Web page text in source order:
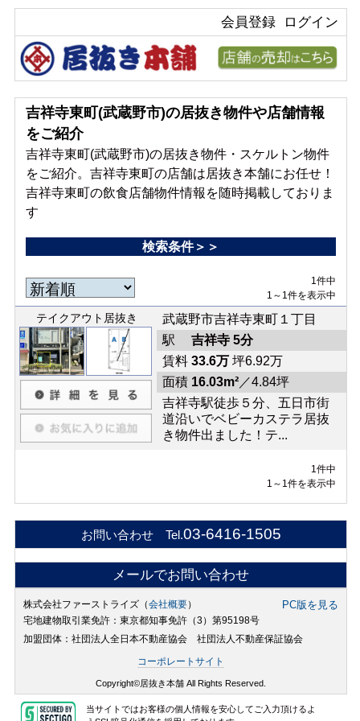
ログイン
会員登録
吉祥寺東町(武蔵野市)の居抜き物件や店舗情報
をご紹介
吉祥寺東町(武蔵野市)の居抜き物件・スケルトン物件
をご紹介。吉祥寺東町の店舗は居抜き本舗にお任せ！
吉祥寺東町の飲食店舗物件情報を随時掲載しておりま
す
検索条件＞＞
1件中
1～1件を表示中
テイクアウト居抜き
武蔵野市吉祥寺東町１丁目
駅 吉祥寺 5分
賃料 33.6万坪6.92万
面積 16.03m²／4.84坪
吉祥寺駅徒歩５分、五日市街
道沿いでベビーカステラ居抜
き物件出ました！テ...
1件中
1～1件を表示中
お問い合わせ Tel.03-6416-1505
メールでお問い合わせ
株式会社ファーストライズ（会社概要） PC版を見る
宅地建物取引業免許：東京都知事免許（3）第95198号
加盟団体：社団法人全日本不動産協会 社団法人不動産保証協会
コーポレートサイト
Copyright©居抜き本舗 All Rights Reserved.
当サイトではお客様の個人情報を安心してご入力頂けるよ